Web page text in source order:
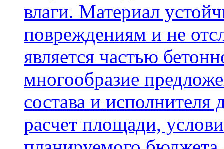
влаги. Материал
повреждениям и не
является частью
многообразие
состава и
расчет площади,